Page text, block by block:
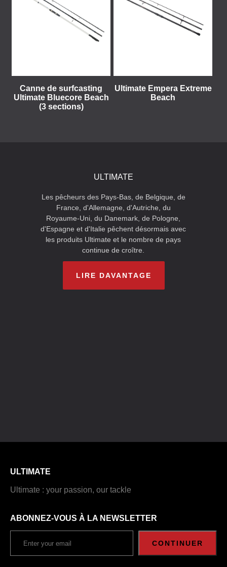
Canne de surfcasting
Ultimate Bluecore Beach
(3 sections)
Ultimate Empera Extreme
Beach
ULTIMATE
Les pêcheurs des Pays-Bas, de Belgique, de
France, d'Allemagne, d'Autriche, du
Royaume-Uni, du Danemark, de Pologne,
d'Espagne et d'Italie pêchent désormais avec
les produits Ultimate et le nombre de pays
continue de croître.
LIRE DAVANTAGE
ULTIMATE
Ultimate : your passion, our tackle
ABONNEZ-VOUS À LA NEWSLETTER
CONTINUER